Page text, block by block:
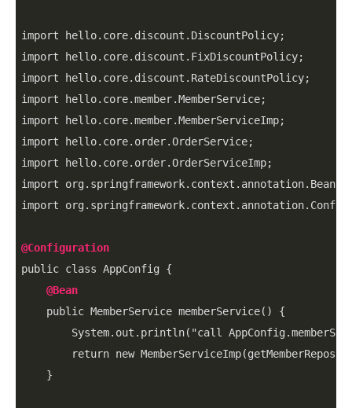
import hello.core.discount .DiscountPolicy;
import hello.core.discount .FixDiscountPolicy;
import hello.core.discount .RateDiscountPolicy;
import hello.core.member.MemberService;
import hello.core.member.MemberServiceImp;
import hello.core.order.OrderService;
import hello.core.order.OrderServiceImp;
import org .springframework.context .annotation.Bean
import org .springframework.context .annotation
@Configuration
public class AppConfig {
@Bean
    public MemberService memberService() {
        System
.out .println("call AppConfig
return new
    }